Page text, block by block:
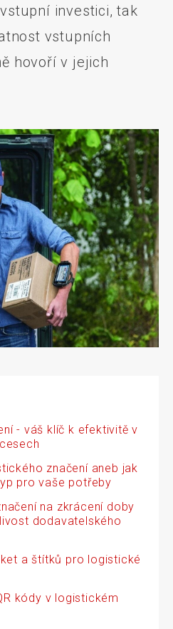
investici, tak
vstupních
hovoří v jejich
- váš klíč k efektivitě v
značení aneb jak
pro vaše potřeby
na zkrácení doby
dodavatelského
a štítků pro logistické
kódy v logistickém